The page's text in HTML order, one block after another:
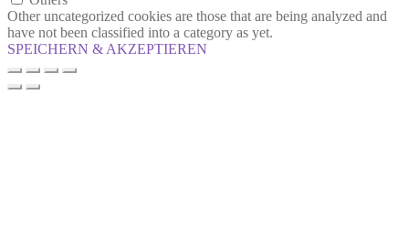
Other uncategorized cookies are those that are being analyzed and
have not been classified into a category as yet.
SPEICHERN & AKZEPTIEREN